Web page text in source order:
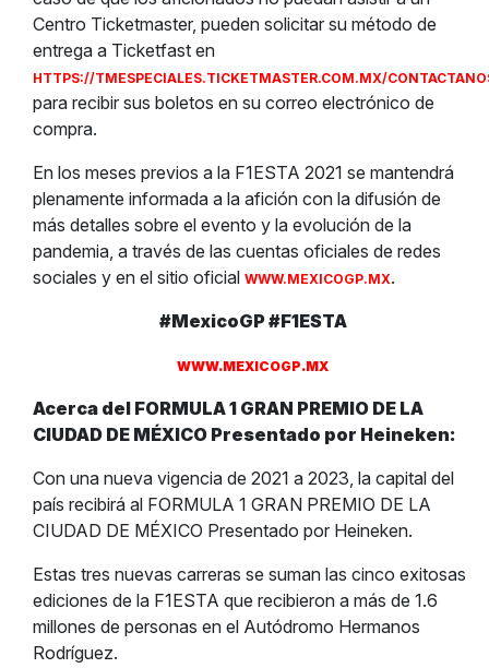
Centro Ticketmaster, pueden solicitar su método de
entrega a Ticketfast en
HTTPS://TMESPECIALES.TICKETMASTER.COM.MX/
para recibir sus boletos en su correo electrónico de
compra.
En los meses previos a la F1ESTA 2021 se mantendrá
plenamente informada a la afición con la difusión de
más detalles sobre el evento y la evolución de la
pandemia, a través de las cuentas oficiales de redes
sociales y en el sitio oficial WWW.MEXICOGP.MX.
#MexicoGP #F1ESTA
WWW.MEXICOGP.MX
Acerca del FORMULA 1 GRAN PREMIO DE LA
CIUDAD DE MÉXICO Presentado por Heineken:
Con una nueva vigencia de 2021 a 2023, la capital del
país recibirá al FORMULA 1 GRAN PREMIO DE LA
CIUDAD DE MÉXICO Presentado por Heineken.
Estas tres nuevas carreras se suman las cinco exitosas
ediciones de la F1ESTA que recibieron a más de 1.6
millones de personas en el Autódromo Hermanos
Rodríguez.